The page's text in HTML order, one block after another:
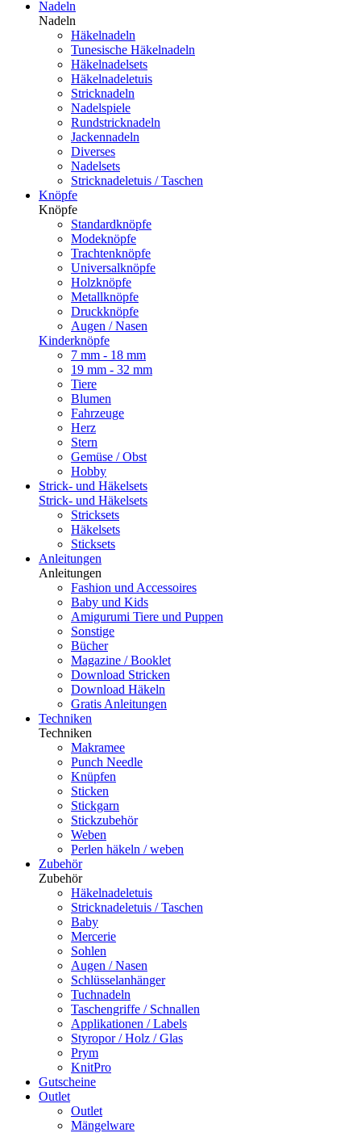
Nadeln
Nadeln
Häkelnadeln
Tunesische Häkelnadeln
Häkelnadelsets
Häkelnadeletuis
Stricknadeln
Nadelspiele
Rundstricknadeln
Jackennadeln
Diverses
Nadelsets
Stricknadeletuis / Taschen
Knöpfe
Knöpfe
Standardknöpfe
Modeknöpfe
Trachtenknöpfe
Universalknöpfe
Holzknöpfe
Metallknöpfe
Druckknöpfe
Augen / Nasen
Kinderknöpfe
7 mm - 18 mm
19 mm - 32 mm
Tiere
Blumen
Fahrzeuge
Herz
Stern
Gemüse / Obst
Hobby
Strick- und Häkelsets
Strick- und Häkelsets
Stricksets
Häkelsets
Sticksets
Anleitungen
Anleitungen
Fashion und Accessoires
Baby und Kids
Amigurumi Tiere und Puppen
Sonstige
Bücher
Magazine / Booklet
Download Stricken
Download Häkeln
Gratis Anleitungen
Techniken
Techniken
Makramee
Punch Needle
Knüpfen
Sticken
Stickgarn
Stickzubehör
Weben
Perlen häkeln / weben
Zubehör
Zubehör
Häkelnadeletuis
Stricknadeletuis / Taschen
Baby
Mercerie
Sohlen
Augen / Nasen
Schlüsselanhänger
Tuchnadeln
Taschengriffe / Schnallen
Applikationen / Labels
Styropor / Holz / Glas
Prym
KnitPro
Gutscheine
Outlet
Outlet
Mängelware